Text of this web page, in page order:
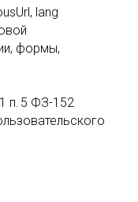
lang
формы,
1 п. 5 ФЗ-152